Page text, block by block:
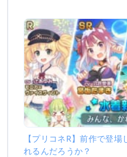
【プリコネR】前作で登
れるんだろうか？